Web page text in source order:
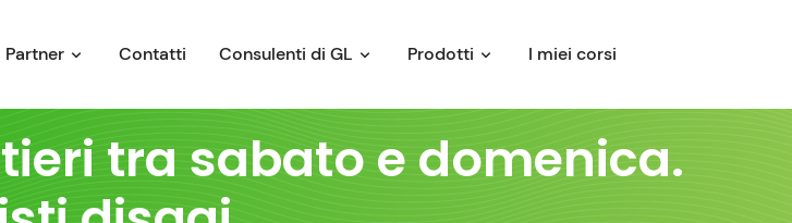
Partner Contatti Consulenti di GL Prodotti I miei corsi
tra sabato e domenica.